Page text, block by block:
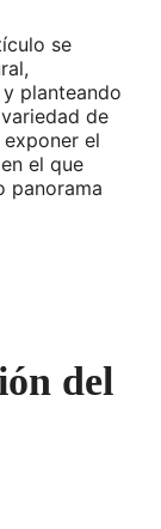
se
planteando
de
el
el que
panorama
del